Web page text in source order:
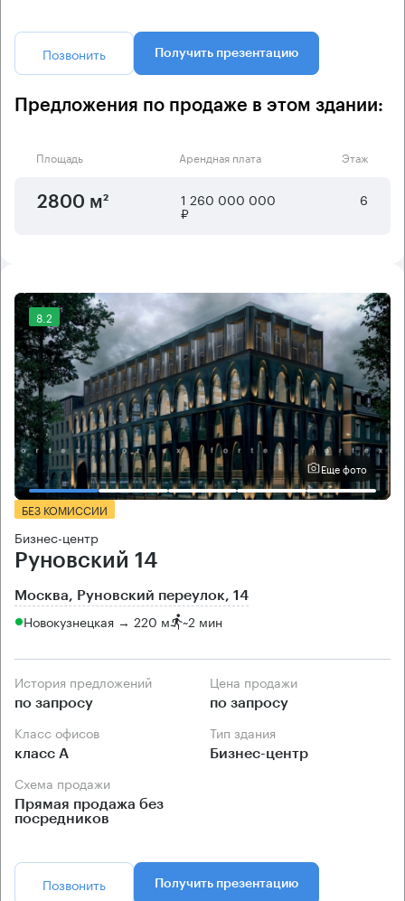
Позвонить Получить презентацию
Предложения по продаже в этом здании:
Площадь Арендная плата Этаж
2800 м² 1 260 000 000
₽
6
8.2
Еще фото
БЕЗ КОМИССИИ
Бизнес-центр
Руновский 14
Москва, Руновский переулок, 14
Новокузнецкая → 220 м ~2 мин
История предложений
по запросу
Цена продажи
по запросу
Класс офисов
класс А
Тип здания
Бизнес-центр
Схема продажи
Прямая продажа без
посредников
Позвонить Получить презентацию